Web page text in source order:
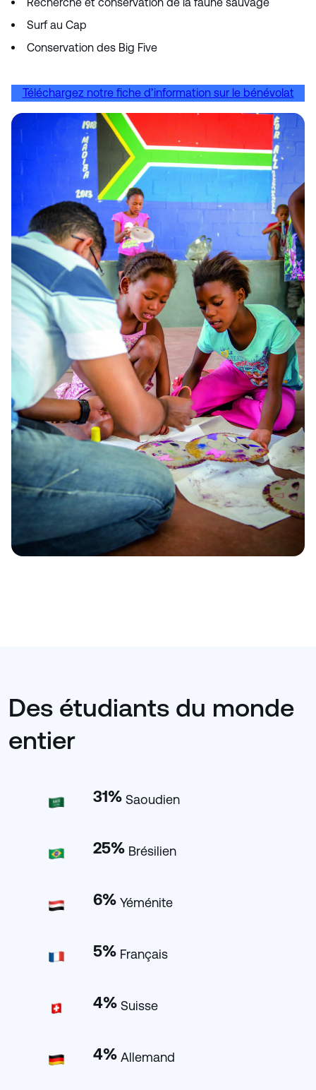
Surf au Cap
Conservation des Big Five
Téléchargez notre fiche d’information sur le bénévolat
Des étudiants du monde
entier
31% Saoudien
25% Brésilien
6% Yéménite
5% Français
4% Suisse
4% Allemand